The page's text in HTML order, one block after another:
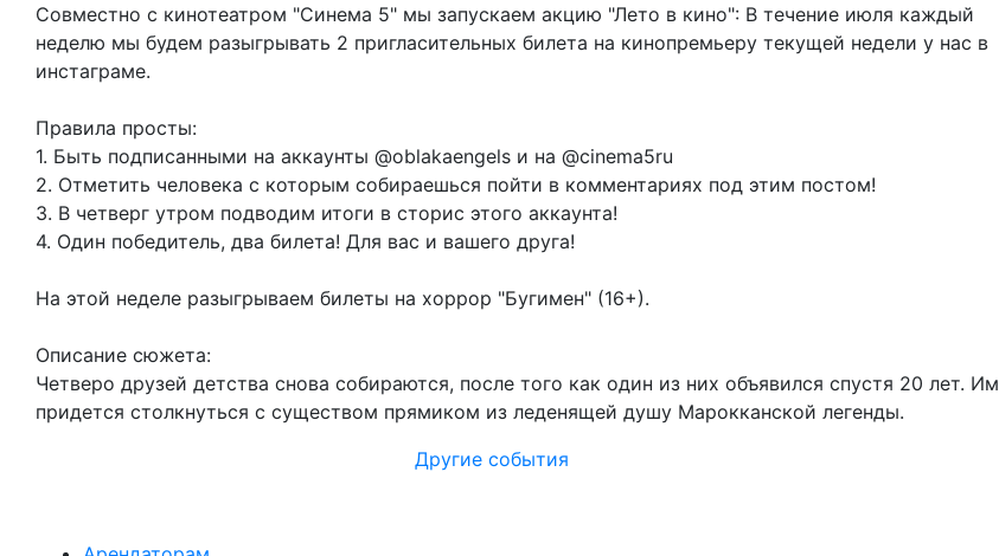
Совместно с кинотеатром "Синема 5" мы запускаем акцию "Лето в кино": В течение июля каждый
неделю мы будем разыгрывать 2 пригласительных билета на кинопремьеру текущей недели у нас в
инстаграме.
Правила просты:
1. Быть подписанными на аккаунты @oblakaengels и на @cinema5ru
2. Отметить человека с которым собираешься пойти в комментариях под этим постом!
3. В четверг утром подводим итоги в сторис этого аккаунта!
4. Один победитель, два билета! Для вас и вашего друга!
На этой неделе разыгрываем билеты на хоррор "Бугимен" (16+).
Описание сюжета:
Четверо друзей детства снова собираются, после того как один из них объявился спустя 20 лет. Им
придется столкнуться с существом прямиком из леденящей душу Марокканской легенды.
Другие события